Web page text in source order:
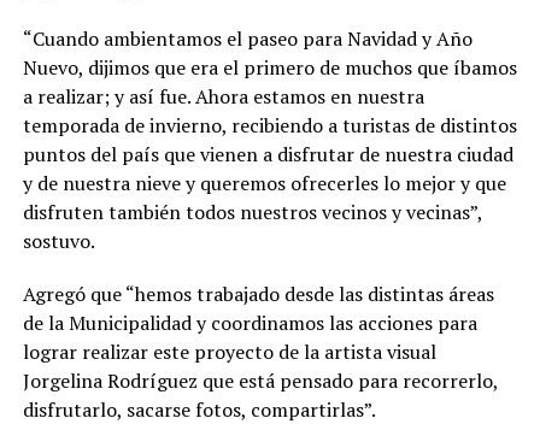
“Cuando ambientamos el paseo para Navidad y Año
Nuevo, dijimos que era el primero de muchos que íbamos
a realizar; y así fue. Ahora estamos en nuestra
temporada de invierno, recibiendo a turistas de distintos
puntos del país que vienen a disfrutar de nuestra ciudad
y de nuestra nieve y queremos ofrecerles lo mejor y que
disfruten también todos nuestros vecinos y vecinas”,
sostuvo.
Agregó que “hemos trabajado desde las distintas áreas
de la Municipalidad y coordinamos las acciones para
lograr realizar este proyecto de la artista visual
Jorgelina Rodríguez que está pensado para recorrerlo,
disfrutarlo, sacarse fotos, compartirlas”.